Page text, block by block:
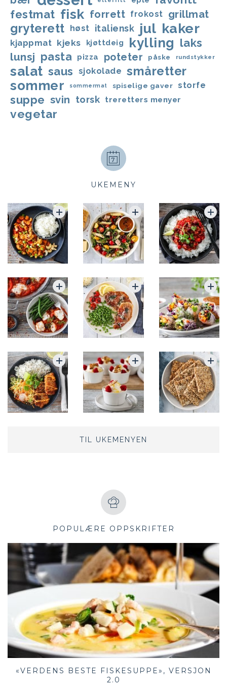
festmat fisk forrett frokost grillmat
gryterett høst italiensk jul kaker
kjappmat kjeks kjøttdeig kylling laks
lunsj pasta pizza poteter påske rundstykker
salat saus sjokolade småretter
sommer sommermat spiselige gaver storfe
suppe svin torsk treretters menyer
vegetar
UKEMENY
TIL UKEMENYEN
POPULÆRE OPPSKRIFTER
«VERDENS BESTE FISKESUPPE», VERSJON
2.0